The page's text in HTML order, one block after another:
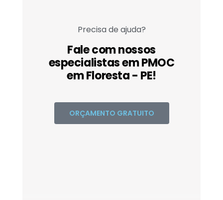
Precisa de ajuda?
Fale com nossos
especialistas em PMOC
em Floresta - PE!
ORÇAMENTO GRATUITO